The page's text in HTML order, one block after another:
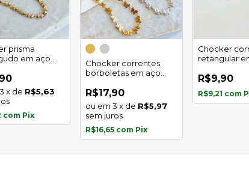
prisma
em aço
3 x de R$5,63
com Pix
Chocker correntes
borboletas em aço
R$17,90
3 x de R$5,97
sem juros
R$16,65 com Pix
Chocker
retangular
R$9,90
R$9,21 com